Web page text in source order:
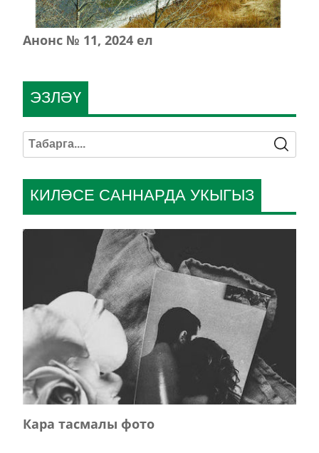
Анонс № 11, 2024 ел
КИЛӘСЕ САННАРДА УКЫГЫЗ
Кара тасмалы фото
ЭЗЛӘҮ